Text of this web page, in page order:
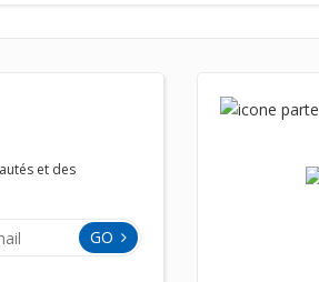
et des
GO